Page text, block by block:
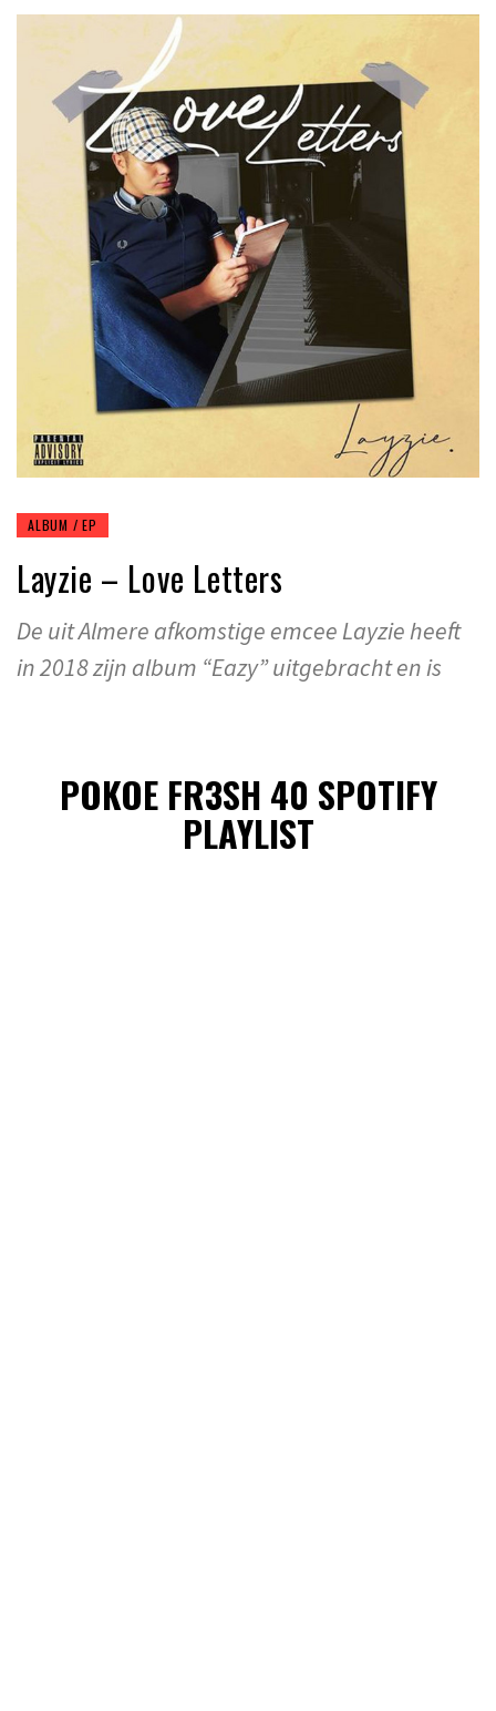
ALBUM / EP
Layzie – Love Letters
De uit Almere afkomstige emcee Layzie heeft
in 2018 zijn album “Eazy” uitgebracht en is
POKOE FR3SH 40 SPOTIFY
PLAYLIST